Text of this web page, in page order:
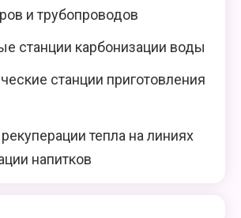
и трубопроводов
станции карбонизации воды
станции приготовления
тепла на линиях
напитков